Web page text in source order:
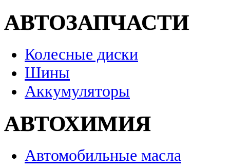
АВТОЗАПЧАСТИ
Колесные диски
Шины
Аккумуляторы
АВТОХИМИЯ
Автомобильные масла